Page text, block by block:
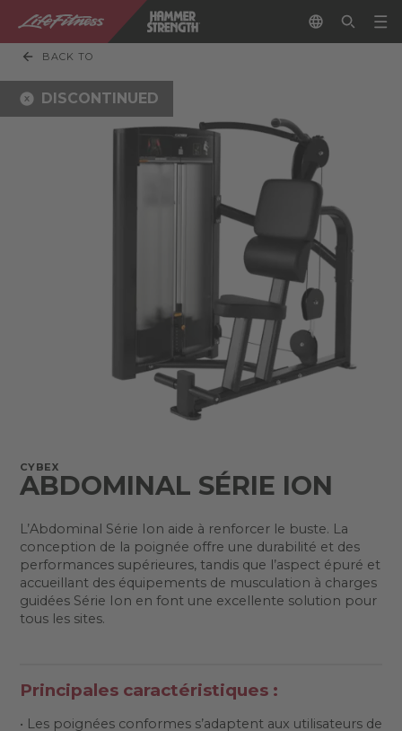
BACK TO
DISCONTINUED
CYBEX
ABDOMINAL SÉRIE ION
L’Abdominal Série Ion aide à renforcer le buste. La
conception de la poignée offre une durabilité et des
performances supérieures, tandis que l’aspect épuré et
accueillant des équipements de musculation à charges
guidées Série Ion en font une excellente solution pour
tous les sites.
Principales caractéristiques :
• Les poignées conformes s’adaptent aux utilisateurs de